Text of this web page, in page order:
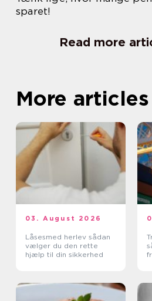
sparet!
Read more
More articles
03. August 2026
Låsesmed herlev sådan
vælger du den rette
hjælp til din sikkerhed